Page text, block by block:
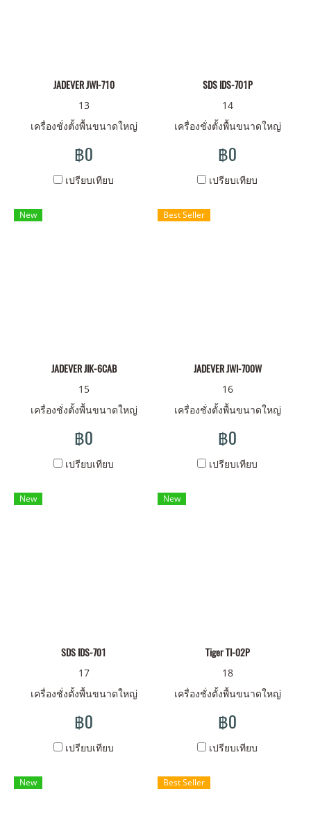
JADEVER JWI-710
13
เครื่องชั่งตั้งพื้นขนาดใหญ่
฿0
เปรียบเทียบ
SDS IDS-701P
14
เครื่องชั่งตั้งพื้นขนาดใหญ่
฿0
เปรียบเทียบ
New
JADEVER JIK-6CAB
15
เครื่องชั่งตั้งพื้นขนาดใหญ่
฿0
เปรียบเทียบ
Best Seller
JADEVER JWI-700W
16
เครื่องชั่งตั้งพื้นขนาดใหญ่
฿0
เปรียบเทียบ
New
SDS IDS-701
17
เครื่องชั่งตั้งพื้นขนาดใหญ่
฿0
เปรียบเทียบ
New
Tiger TI-02P
18
เครื่องชั่งตั้งพื้นขนาดใหญ่
฿0
เปรียบเทียบ
New Best Seller